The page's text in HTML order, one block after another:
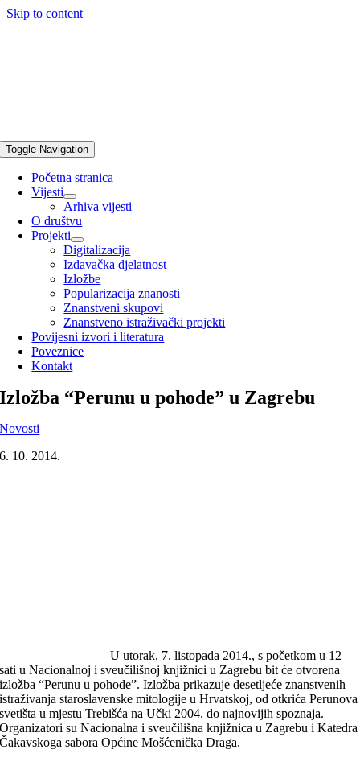
Skip to content
Toggle Navigation
Početna stranica
Vijesti
Arhiva vijesti
O društvu
Projekti
Digitalizacija
Izdavačka djelatnost
Izložbe
Popularizacija znanosti
Znanstveni skupovi
Znanstveno istraživački projekti
Povijesni izvori i literatura
Poveznice
Kontakt
Izložba “Perunu u pohode” u Zagrebu
Novosti
6. 10. 2014.
U utorak, 7. listopada 2014., s početkom u 12
sati u Nacionalnoj i sveučilišnoj knjižnici u Zagrebu bit će otvorena
izložba “Perunu u pohode”. Izložba prikazuje desetljeće znanstvenih
istraživanja staroslavenske mitologije u Hrvatskoj, od otkrića Perunova
svetišta u mjestu Trebišća na Učki 2004. do najnovijih spoznaja.
Organizatori su Nacionalna i sveučilišna knjižnica u Zagrebu i Katedra
Čakavskoga sabora Općine Mošćenička Draga.